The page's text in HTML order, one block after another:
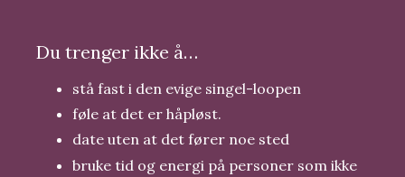
Du trenger ikke å…
stå fast i den evige singel-loopen
føle at det er håpløst.
date uten at det fører noe sted
bruke tid og energi på personer som ikke